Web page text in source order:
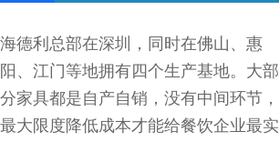
海德利总部在深圳，同时在佛山、惠
阳、江门等地拥有四个生产基地。大部
分家具都是自产自销，没有中间环节，
最大限度降低成本才能给餐饮企业最实